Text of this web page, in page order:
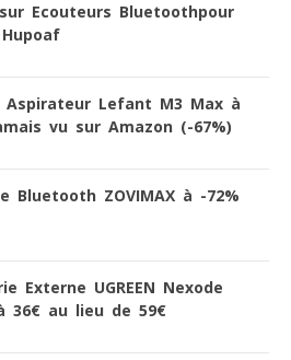
Ecouteurs Bluetoothpour
Aspirateur Lefant M3 Max à
vu sur Amazon (-67%)
Bluetooth ZOVIMAX à -72%
Externe UGREEN Nexode
36€ au lieu de 59€